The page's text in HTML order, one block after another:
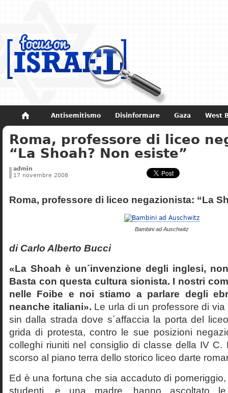
Antisemitismo Disinformare Gaza West
Non dimenticare Storia di Israele
Roma, professore di liceo
“La Shoah? Non esiste”
admin
17 novembre 2008
Roma, professore di liceo negazionista: “La
Bambini ad Auschwitz
di Carlo Alberto Bucci
«La Shoah è un´invenzione degli inglesi,
Basta con questa cultura sionista. I nostri
nelle Foibe e noi stiamo a parlare degli
neanche italiani». Le urla di un professore di
sin dalla strada dove s´affaccia la porta del
grida di protesta, contro le sue posizioni
colleghi riuniti nel consiglio di classe della IV C.
scorso al piano terra dello storico liceo darte
Ed è una fortuna che sia accaduto di
studenti, e una madre, hanno ascoltato le